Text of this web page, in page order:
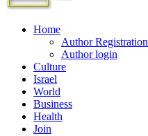
Home
Author Registration
Author login
Culture
Israel
World
Business
Health
Join